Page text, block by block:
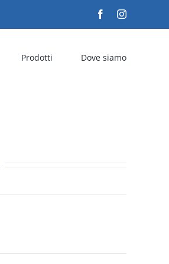
FacebookInstagram
Prodotti Dove siamo